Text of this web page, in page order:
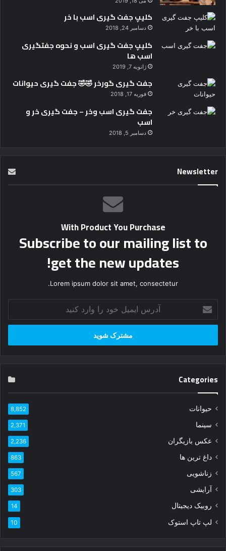
کلیپ جفت گیری اسب با خر
دسامبر 24, 2018
کلیپ جفت گیری اسب و نحوه جفتگیری
اسب ها
ژانویه 7, 2019
جفت گیری گورخر 🤣🤣 جفت گیری حیوانات
فوریه 17, 2018
جفت گیری اسب وخر – جفت گیری خر و
اسب
دسامبر 5, 2018
Newsletter
With Product You Purchase
Subscribe to our mailing list to
get the new updates!
Lorem ipsum dolor sit amet, consectetur.
ایمیل
خود
وارد
Categories
حیوانات 8,852
سینما 2,371
عکس بازیگران 2,236
داغ ترین ها 863
زناشویی 567
آرایشی 303
روبیک دیجیتال 14
لپ تاپ استوک 10